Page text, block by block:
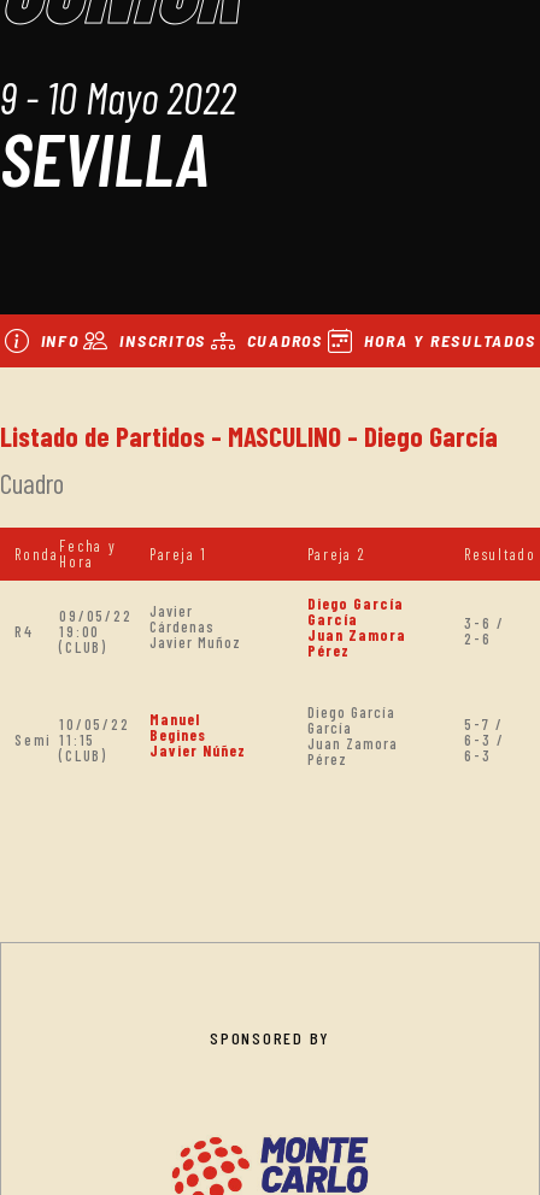
9 - 10 Mayo 2022
SEVILLA
INFO INSCRITOS CUADROS HORA Y RESULTADOS
Listado de Partidos - MASCULINO - Diego García
Cuadro
Ronda Fecha y
Hora
Pareja 1 Pareja 2 Resultado
R4
09/05/22
19:00
(CLUB)
Javier
Cárdenas
Javier Muñoz
Diego García
García
Juan Zamora
Pérez
3-6 /
2-6
Semi
10/05/22
11:15
(CLUB)
Manuel
Begines
Javier Núñez
Diego García
García
Juan Zamora
Pérez
5-7 /
6-3 /
6-3
SPONSORED BY